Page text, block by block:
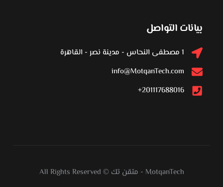
بيانات التواصل
1 مصطفى النحاس - مدينة نصر - القاهرة
info@MotqanTech.com
201117688016+
All Rights Reserved © متقن تك - MotqanTech